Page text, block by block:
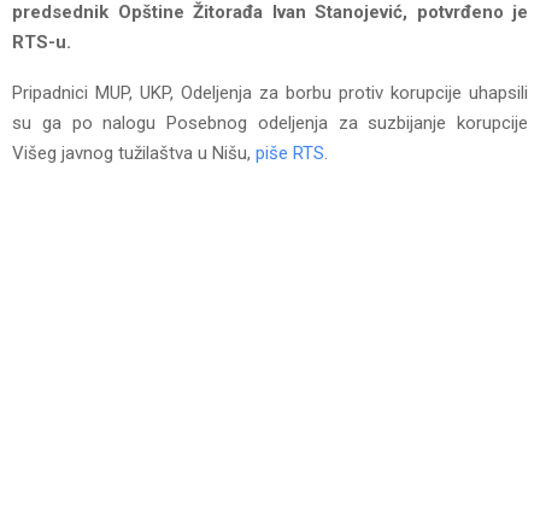
predsednik Opštine Žitorađa Ivan Stanojević, potvrđeno je
RTS-u.
Pripadnici MUP, UKP, Odeljenja za borbu protiv korupcije uhapsili
su ga po nalogu Posebnog odeljenja za suzbijanje korupcije
Višeg javnog tužilaštva u Nišu, piše RTS.